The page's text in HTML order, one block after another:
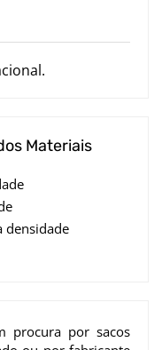
Materiais
densidade
procura por sacos